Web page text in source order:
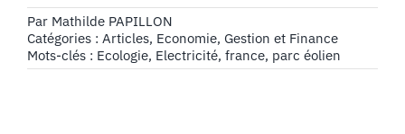
Par Mathilde PAPILLON
Catégories : Articles, Economie, Gestion et Finance
Mots-clés : Ecologie, Electricité, france, parc éolien